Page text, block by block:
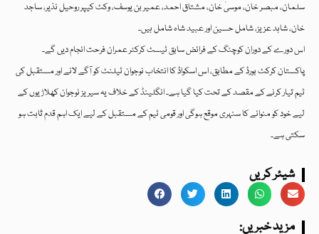
سلمان، مبصر خان، موسیٰ خان، مشتاق احمد، عمیر بن یوسف، وکٹ کیپر روحیل نذیر، ساجد
خان، شاہد عزیز، شامل حسین اور عبید شاہ شامل ہیں۔
اس دورے کے دوران کوچنگ کے فرائض سابق ٹیسٹ کرکٹر عمران فرحت انجام دیں گے۔
پاکستان کرکٹ بورڈ کے مطابق، اس اسکواڈ کا انتخاب نوجوان ٹیلنٹ کو آگے لانے اور مستقبل کی
ٹیم تیار کرنے کے مقصد کے تحت کیا گیا ہے۔ انگلینڈ کے خلاف یہ سیریز نوجوان کھلاڑیوں کے
لیے خود کو منوانے کا سنہری موقع ہوگی اور قومی ٹیم کے مستقبل کے لیے ایک اہم قدم ثابت ہو
سکتی ہے۔
شیئر کریں
:مزید خبریں